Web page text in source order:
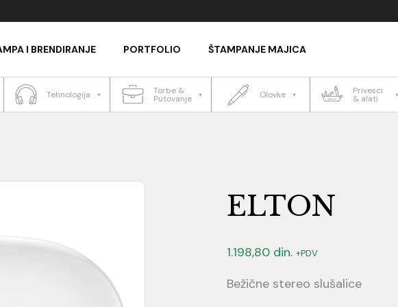
I BRENDIRANJE PORTFOLIO ŠTAMPANJE MAJICA
Tehnologija Torbe &
Putovanje Olovke Privesci
& alati
ELTON
1.198,80 din. +PDV
Bežične stereo slušalice